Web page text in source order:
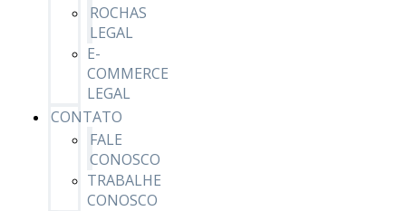
ROCHAS
LEGAL
E-
COMMERCE
LEGAL
CONTATO
FALE
CONOSCO
TRABALHE
CONOSCO